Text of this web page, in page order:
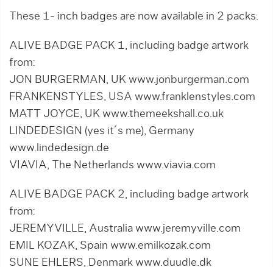
These 1- inch badges are now available in 2 packs.
ALIVE BADGE PACK 1, including badge artwork
from:
JON BURGERMAN, UK www.jonburgerman.com
FRANKENSTYLES, USA www.franklenstyles.com
MATT JOYCE, UK www.themeekshall.co.uk
LINDEDESIGN (yes it´s me), Germany
www.lindedesign.de
VIAVIA, The Netherlands www.viavia.com
ALIVE BADGE PACK 2, including badge artwork
from:
JEREMYVILLE, Australia www.jeremyville.com
EMIL KOZAK, Spain www.emilkozak.com
SUNE EHLERS, Denmark www.duudle.dk